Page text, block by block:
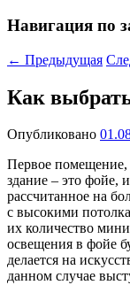
Навигация по
← Предыдущая
Как
Опубликовано
Первое помещение,
здание – это фойе,
рассчитанное на
с высокими
их количество
освещения в фойе
делается на
данном случае